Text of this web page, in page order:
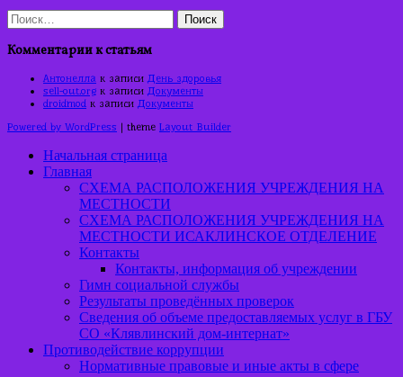
Найти:
Комментарии к статьям
Антонелла к записи День здоровья
sell-out.org к записи Документы
droidmod к записи Документы
Powered by WordPress | theme Layout Builder
Начальная страница
Главная
СХЕМА РАСПОЛОЖЕНИЯ УЧРЕЖДЕНИЯ НА
МЕСТНОСТИ
СХЕМА РАСПОЛОЖЕНИЯ УЧРЕЖДЕНИЯ НА
МЕСТНОСТИ ИСАКЛИНСКОЕ ОТДЕЛЕНИЕ
Контакты
Контакты, информация об учреждении
Гимн социальной службы
Результаты проведённых проверок
Сведения об объеме предоставляемых услуг в ГБУ
СО «Клявлинский дом-интернат»
Противодействие коррупции
Нормативные правовые и иные акты в сфере